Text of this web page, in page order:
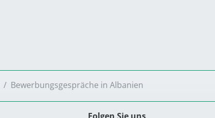
Bewerbungsgespräche in Albanien